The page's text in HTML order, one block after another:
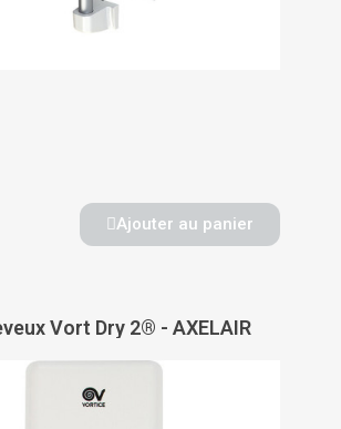
Ajouter au panier
Vort Dry 2® - AXELAIR